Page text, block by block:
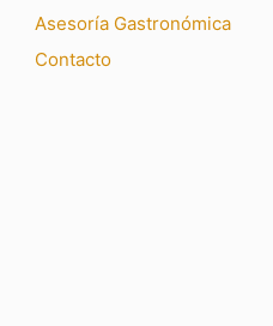
Asesoría Gastronómica
Contacto